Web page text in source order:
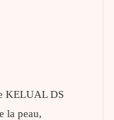
KELUAL DS
la peau,